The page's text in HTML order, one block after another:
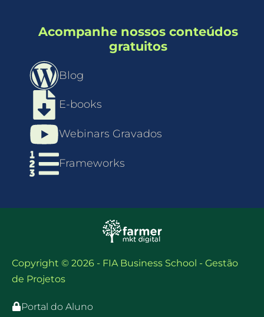
Acompanhe nossos conteúdos
gratuitos
Blog
E-books
Webinars Gravados
Frameworks
Copyright © 2026 - FIA Business School - Gestão
de Projetos
Portal do Aluno